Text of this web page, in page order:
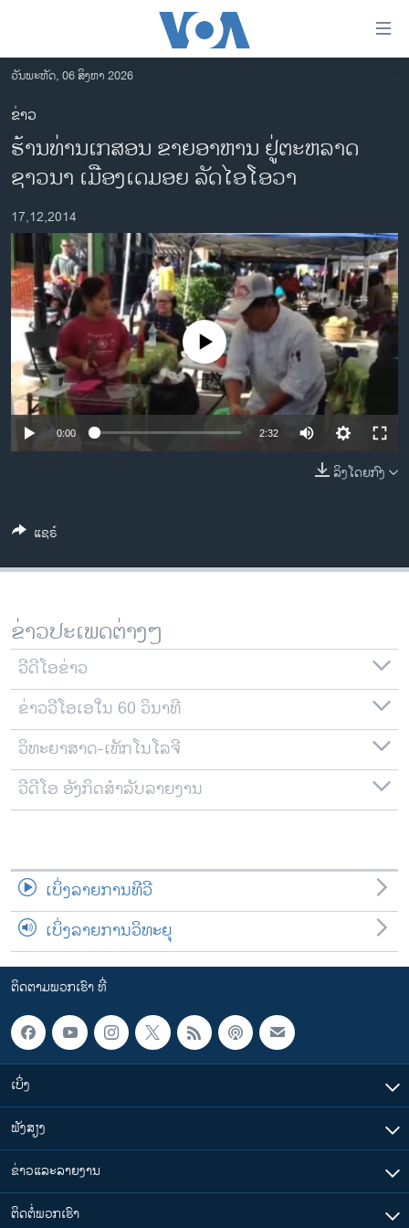
ເຂົ້າ
ຫາ
ຂ້າມ
ຂ້າມ
ຂ້າມ
ໄປ
ຫາ
ຊອກ
ຄົ້ນ
ອາເມຣິກາ
ການເລືອກຕັ້ງ ປະທານາທີບໍດີ ສະຫະລັດ 2024
ຂ່າວ​ຈີນ
ໂລກ
ເອເຊຍ
ອິດສະຫຼະພາບດ້ານການຂ່າວ
ຊີວິດຊາວລາວ
ຊຸມຊົນຊາວລາວ
ວິທະຍາສາດ-ເທັກໂນໂລຈີ
ທຸລະກິດ
ວີດີໂອ
ລາຍງານ
ພາສາຕ່າງໆ
ວັນພະຫັດ, 06 ສິງຫາ 2026
ຂ່າວ
ຮ້ານທ່ານເກສອນ ຂາຍອາຫານ ຢູ່ຕະຫລາດ
ຊາວນາ ເມືອງເດມອຍ ລັດໄອໂອວາ
17,12,2014
No media source currently available
0:00 2:32
ລິງໂດຍກົງ
ແຊຣ໌
ຂ່າວປະເພດຕ່າງໆ
ວີດີໂອຂ່າວ
ຂ່າວວີໂອເອໃນ 60 ວິນາທີ
ວິທະຍາສາດ-ເທັກໂນໂລຈີ
ວີດີໂອ ອັງກິດສຳລັບລາຍງານ
ເບິ່ງລາຍການທີວີ
ເບິ່ງລາຍການວິທະຍຸ
ຕິດຕາມພວກເຮົາ ທີ່
ເບິ່ງ
ຟັງສຽງ
ຂ່າວແລະລາຍງານ
ຕິດຕໍ່ພວກເຮົາ